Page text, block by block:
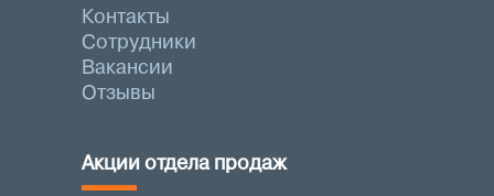
Контакты
Сотрудники
Вакансии
Отзывы
Акции отдела продаж